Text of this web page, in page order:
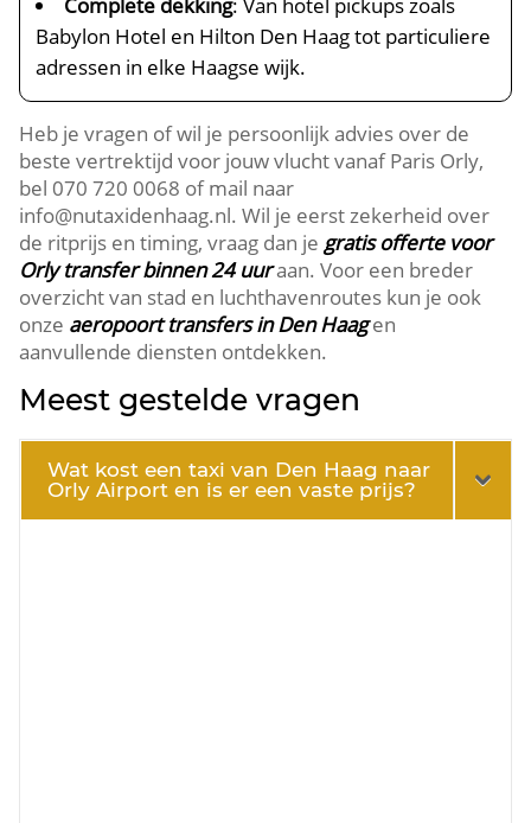
Babylon Hotel en Hilton Den Haag tot particuliere
adressen in elke Haagse wijk.
Heb je vragen of wil je persoonlijk advies over de
beste vertrektijd voor jouw vlucht vanaf Paris Orly,
bel 070 720 0068 of mail naar
info@nutaxidenhaag.nl. Wil je eerst zekerheid over
de ritprijs en timing, vraag dan jegratis offerte voor
Orly transfer binnen 24 uuraan. Voor een breder
overzicht van stad en luchthavenroutes kun je ook
onze aeropoort transfers in Den Haagen
aanvullende diensten ontdekken.
Meest gestelde vragen
Wat kost een taxi van Den Haag naar
Orly Airport en is er een vaste prijs?